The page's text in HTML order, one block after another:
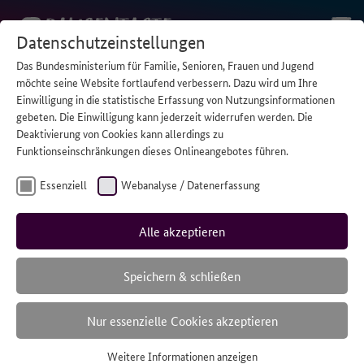
STARTSEITE/WAS MACHT DIE NUMMER GEGEN KUMMER?
Was macht
die Nummer
gegen
Kummer?
Oktober 1, 2020
Datenschutzeinstellungen
Das Bundesministerium für Familie, Senioren, Frauen und Jugend
möchte seine Website fortlaufend verbessern. Dazu wird um Ihre
Einwilligung in die statistische Erfassung von Nutzungsinformationen
gebeten. Die Einwilligung kann jederzeit widerrufen werden. Die
Deaktivierung von Cookies kann allerdings zu
Funktionseinschränkungen dieses Onlineangebotes führen.
Essenziell Webanalyse / Datenerfassung
Alle akzeptieren
Speichern & schließen
Nur essenzielle Cookies akzeptieren
Weitere Informationen anzeigen